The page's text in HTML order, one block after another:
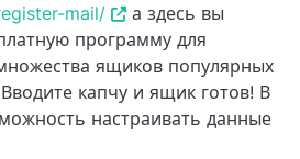
mail/
а здесь вы
программу для
ящиков популярных
капчу и ящик готов! В
настраивать данные